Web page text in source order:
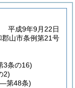
平成9年9月22日
郡山市条例第21号
3条の16)
2)
第48条)